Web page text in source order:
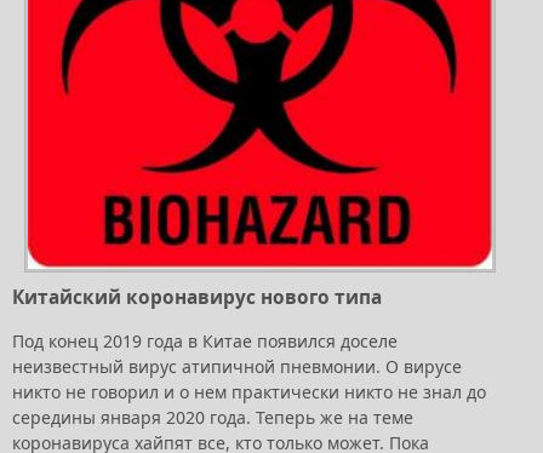
Китайский коронавирус нового типа
Под конец 2019 года в Китае появился доселе
неизвестный вирус атипичной пневмонии. О вирусе
никто не говорил и о нем практически никто не знал до
середины января 2020 года. Теперь же на теме
коронавируса хайпят все, кто только может. Пока